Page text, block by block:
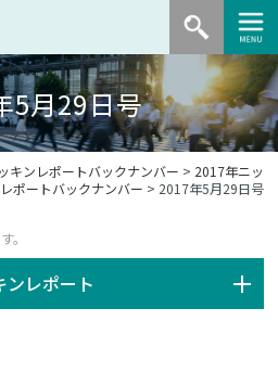
5月29日号
キンレポートバックナンバー > 2017年ニッ
ポートバックナンバー > 2017年5月29日号
ンレポート